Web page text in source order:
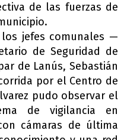
de las fuerzas de
jefes comunales —
de Seguridad de
de Lanús, Sebastián
por el Centro de
pudo observar el
de vigilancia en
cámaras de última